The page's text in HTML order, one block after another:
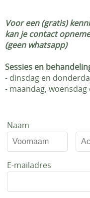
Voor een (gratis)
kan je contact
(geen whatsapp)
Sessies en
- dinsdag en
- maandag,
Naam
E-mailadres